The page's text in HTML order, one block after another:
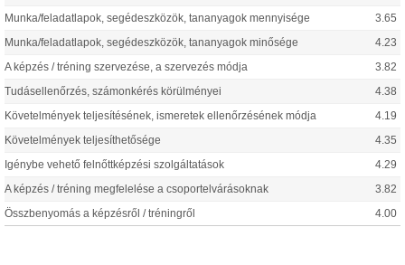
Munka/feladatlapok, segédeszközök, tananyagok mennyisége 3.65
Munka/feladatlapok, segédeszközök, tananyagok minősége 4.23
A képzés / tréning szervezése, a szervezés módja 3.82
Tudásellenőrzés, számonkérés körülményei 4.38
Követelmények teljesítésének, ismeretek ellenőrzésének módja 4.19
Követelmények teljesíthetősége 4.35
Igénybe vehető felnőttképzési szolgáltatások 4.29
A képzés / tréning megfelelése a csoportelvárásoknak 3.82
Összbenyomás a képzésről / tréningről 4.00